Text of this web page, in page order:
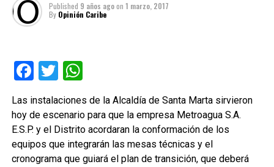
Published 9 años agoon 1 marzo, 2017
By Opinión Caribe
Facebook
TwitterWhatsApp
Las instalaciones de la Alcaldía de Santa Marta sirvieron
hoy de escenario para que la empresa Metroagua S.A.
E.S.P. y el Distrito acordaran la conformación de los
equipos que integrarán las mesas técnicas y el
cronograma que guiará el plan de transición, que deberá